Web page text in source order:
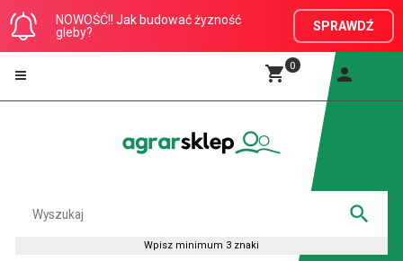
NOWOŚĆ!! Jak budować żyzność
gleby?
SPRAWDŹ
0